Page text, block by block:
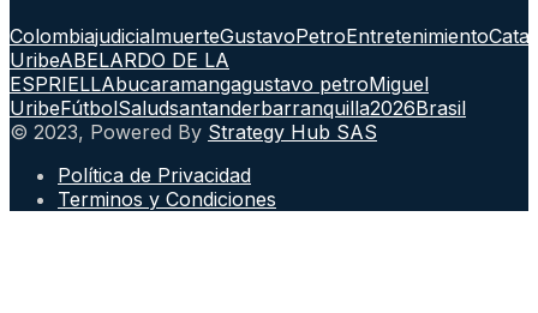
ColombiajudicialmuerteGustavoPetroEntretenimiento
UribeABELARDO DE LA
ESPRIELLAbucaramangagustavo petroMiguel
UribeFútbolSaludsantanderbarranquilla2026Brasil
© 2023, Powered By Strategy Hub SAS
Política de Privacidad
Terminos y Condiciones